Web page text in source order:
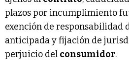
plazos por incumplimiento
exención de responsabilidad
anticipada y fijación de
perjuicio del consumidor.